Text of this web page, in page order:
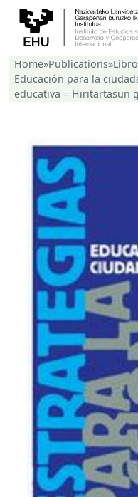
Home»Publications»
Educación para la
educativa = Hiritartasun